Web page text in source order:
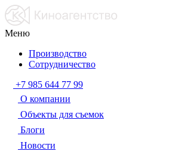
Меню
Производство
Сотрудничество
+7 985 644 77 99
О компании
Объекты для съемок
Блоги
Новости